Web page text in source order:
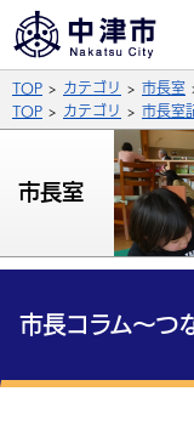
拡大
公式SNS
サイト内検索
総合メニュー
TOP カテゴリ 市長室
TOP
カテゴリ 市長室
市長室
市長コラム～